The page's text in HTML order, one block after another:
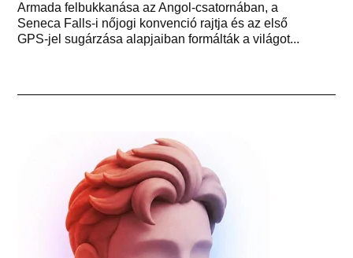
Armada felbukkanása az Angol-csatornában, a
Seneca Falls-i nőjogi konvenció rajtja és az első
GPS-jel sugárzása alapjaiban formálták a világot...